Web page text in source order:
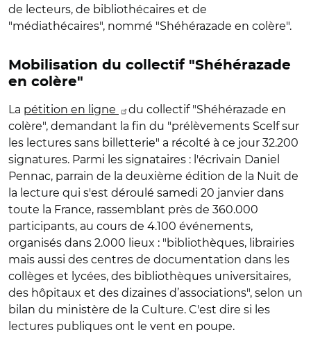
de lecteurs, de bibliothécaires et de
"médiathécaires", nommé "Shéhérazade en colère".
Mobilisation du collectif "Shéhérazade
en colère"
La pétition en ligne
du collectif "Shéhérazade en
colère", demandant la fin du "prélèvements Scelf sur
les lectures sans billetterie" a récolté à ce jour 32.200
signatures. Parmi les signataires : l'écrivain Daniel
Pennac, parrain de la deuxième édition de la Nuit de
la lecture qui s'est déroulé samedi 20 janvier dans
toute la France, rassemblant près de 360.000
participants, au cours de 4.100 événements,
organisés dans 2.000 lieux : "bibliothèques, librairies
mais aussi des centres de documentation dans les
collèges et lycées, des bibliothèques universitaires,
des hôpitaux et des dizaines d’associations", selon un
bilan du ministère de la Culture. C'est dire si les
lectures publiques ont le vent en poupe.